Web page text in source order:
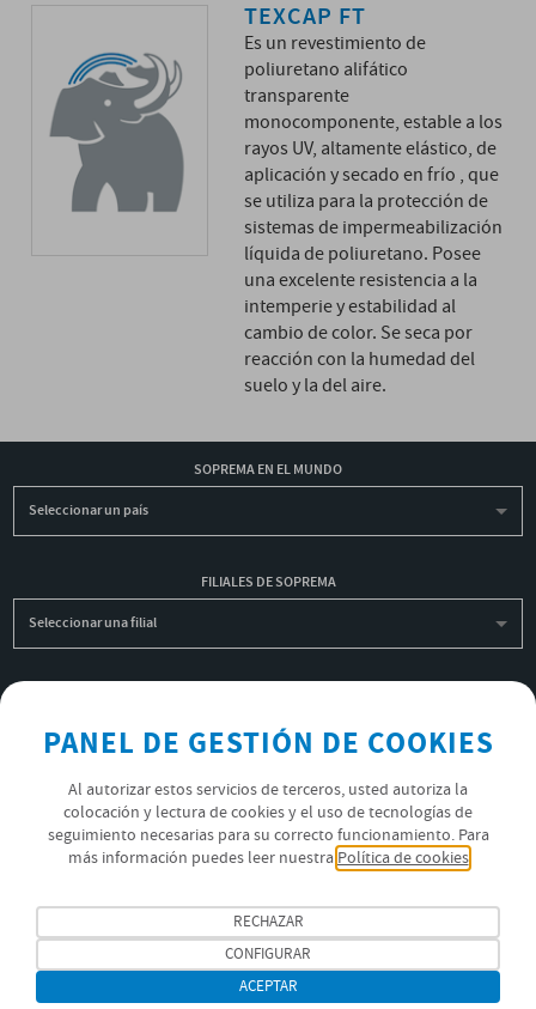
TEXCAP FT
Es un revestimiento de
poliuretano alifático
transparente
monocomponente, estable a los
rayos UV, altamente elástico, de
aplicación y secado en frío , que
se utiliza para la protección de
sistemas de impermeabilización
líquida de poliuretano. Posee
una excelente resistencia a la
intemperie y estabilidad al
cambio de color. Se seca por
reacción con la humedad del
suelo y la del aire.
SOPREMA EN EL MUNDO
Seleccionar un país
FILIALES DE SOPREMA
Seleccionar una filial
OK
POLÍTICA DE PRIVACIDAD
ÚNETE AL EQUIPO SOPREMA
SÍGUENOS
PANEL DE GESTIÓN DE COOKIES
Al autorizar estos servicios de terceros, usted autoriza la
colocación y lectura de cookies y el uso de tecnologías de
seguimiento necesarias para su correcto funcionamiento. Para
más información puedes leer nuestra Política de cookies
RECHAZAR
CONFIGURAR
ACEPTAR